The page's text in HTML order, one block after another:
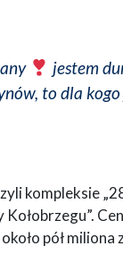
jestem
to dla
kompleksie
pół miliona